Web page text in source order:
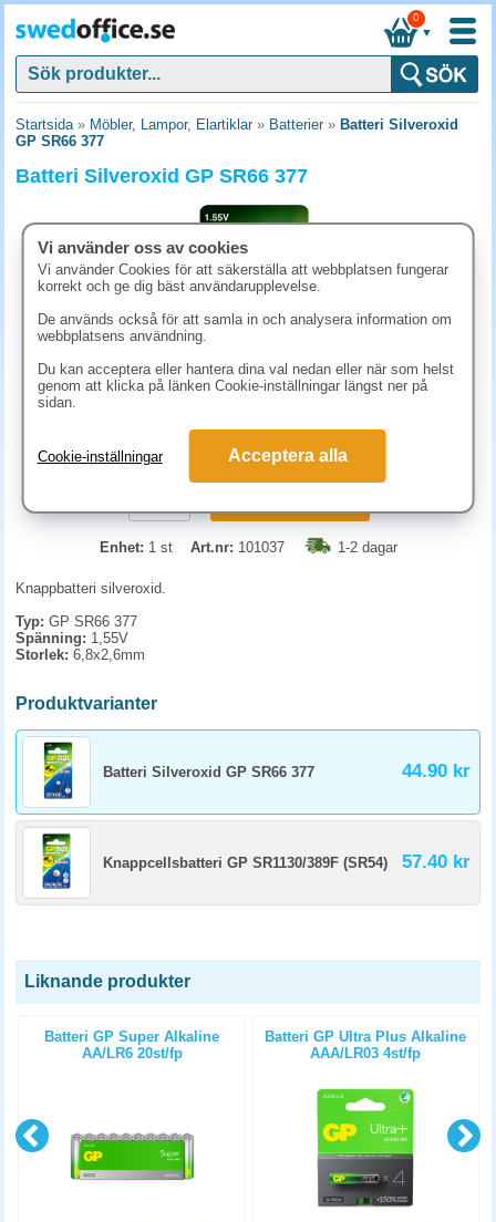
▼
0
Startsida» Möbler, Lampor, Elartiklar» Batterier» Batteri Silveroxid
GP SR66 377
Batteri Silveroxid GP SR66 377
44.90 kr (inkl. moms)
Enhet: 1 st Art.nr: 101037 1-2 dagar
Knappbatteri silveroxid.
Typ: GP SR66 377
Spänning: 1,55V
Storlek: 6,8x2,6mm
Produktvarianter
Batteri Silveroxid GP SR66 377 44.90 kr
Knappcellsbatteri GP SR1130/389F (SR54) 57.40 kr
Liknande produkter
Batteri GP Super Alkaline
AA/LR6 20st/fp
Batteri GP Ultra Plus Alkaline
AAA/LR03 4st/fp
Vi använder oss av cookies
Vi använder Cookies för att säkerställa att webbplatsen fungerar
korrekt och ge dig bäst användarupplevelse.
De används också för att samla in och analysera information om
webbplatsens användning.
Du kan acceptera eller hantera dina val nedan eller när som helst
genom att klicka på länken Cookie-inställningar längst ner på
sidan.
Cookie-inställningar Acceptera alla